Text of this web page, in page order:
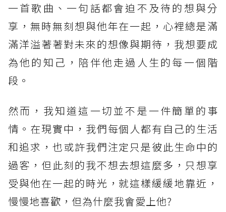
一首歌曲、一句話都會迫不及待的想與分
享，無時無刻想與他年在一起，心裡總是滿
滿洋溢著著對未來的想像與期待，我想要成
為他的知己，陪伴他走過人生的每一個階
段。
然而，我知道這一切並不是一件簡單的事
情。在現實中，我們每個人都有自己的生活
和追求，也或許我們注定只是彼此生命中的
過客，但此刻的我不想去想這麼多，只想享
受與他在一起的時光，就這樣緩緩地靠近，
慢慢地喜歡，但為什麼我會愛上他?